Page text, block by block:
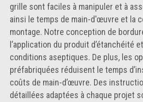
grille sont faciles à manipuler et à
ainsi le temps de main-d'œuvre et la
montage. Notre conception de
l’application du produit d’étanchéité
conditions aseptiques. De plus, les
préfabriquées réduisent le temps
coûts de main-d’œuvre. Des
détaillées adaptées à chaque projet